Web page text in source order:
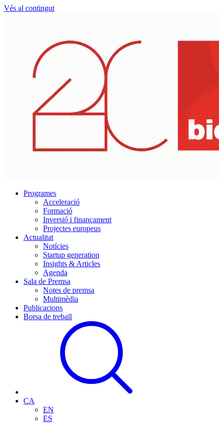
Vés al contingut
Programes
Acceleració
Formació
Inversió i finançament
Projectes europeus
Actualitat
Notícies
Startup generation
Insights & Articles
Agenda
Sala de Premsa
Notes de premsa
Multimèdia
Publicacions
Borsa de treball
CA
EN
ES